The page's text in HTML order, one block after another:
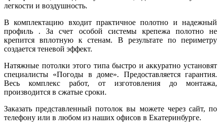
легкости и воздушность.
В комплектацию входит практичное полотно и надежный
профиль . За счет особой системы крепежа полотно не
крепится вплотную к стенам. В результате по периметру
создается теневой эффект.
Натяжные потолки этого типа быстро и аккуратно установят
специалисты «Погоды в доме». Предоставляется гарантия.
Весь комплекс работ, от изготовления до монтажа,
производится в сжатые сроки.
Заказать представленный потолок вы можете через сайт, по
телефону или в любом из наших офисов в Екатеринбурге.